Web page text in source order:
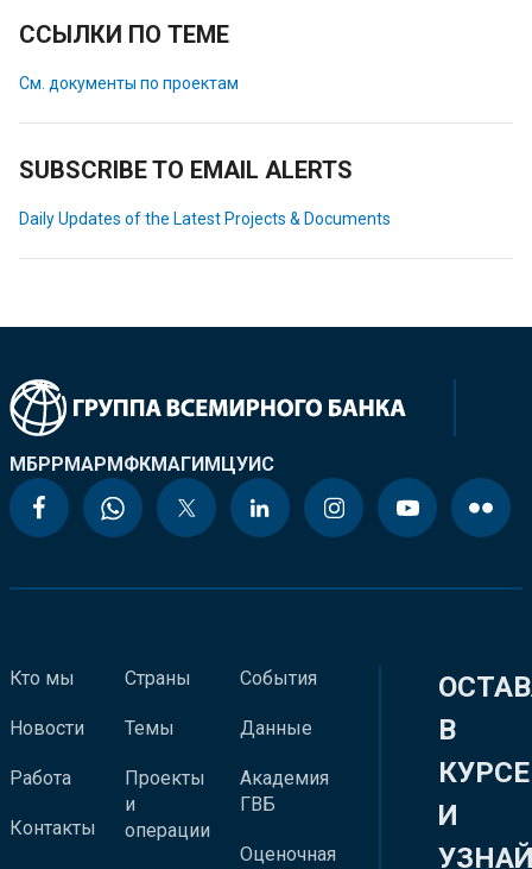
ССЫЛКИ ПО ТЕМЕ
См. документы по проектам
SUBSCRIBE TO EMAIL ALERTS
Daily Updates of the Latest Projects & Documents
МБРРМАРМФКМАГИМЦУИС
Кто мы
Новости
Работа
Контакты
Страны
Темы
Проекты
и
операции
События
Данные
Академия
ГВБ
Оценочная
В
КУРСЕ
И